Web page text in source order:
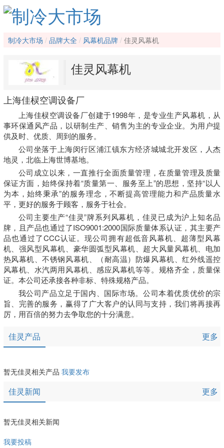
制冷大市场 品牌大全 风幕机品牌 佳灵风幕机
佳灵风幕机
上海佳棂空调设备厂
上海佳棂空调设备厂创建于1998年，是专业生产风幕机，从
事环保通风产品，以研制生产、销售为主的专业企业。为用户提
供及时、优质、周到的服务。
公司坐落于上海闵行区浦江镇东方经济城城北开发区，人杰
地灵，北临上海世博基地。
公司成立以来，一直推行全面质量管理，在质量管理及质量
保证方面，始终保持着“质量第一、服务至上”的思想，坚持“以人
为本，始终秉承”的服务理念，不断提高管理能力和产品质量水
平，更好的服务于顾客，服务于社会。
公司主要生产“佳灵”牌系列风幕机，佳灵已成为沪上知名品
牌，且产品也通过了ISO9001:2000国际质量体系认证，其主要产
品也通过了CCC认证。现公司拥有超低音风幕机、超薄型风幕
机、强风型风幕机、豪华圆弧型风幕机、超大风量风幕机、电加
热风幕机、不锈钢风幕机、（耐高温）防爆风幕机、红外线遥控
风幕机、水汽两用风幕机、感应风幕机等等。规格齐全，质量保
证。本公司还承接各种非标、特殊规格产品。
我公司产品立足于国内、国际市场。公司本着优质优价的宗
旨、完善的服务，赢得了广大客户的认同与支持，我们将再接再
厉，用百倍的努力去争取您的十分满意。
佳灵产品 更多
暂无佳灵相关产品 我要发布
佳灵新闻 更多
暂无佳灵相关新闻
我要投稿